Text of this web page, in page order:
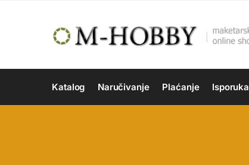
Katalog Naručivanje Plaćanje Isporuka